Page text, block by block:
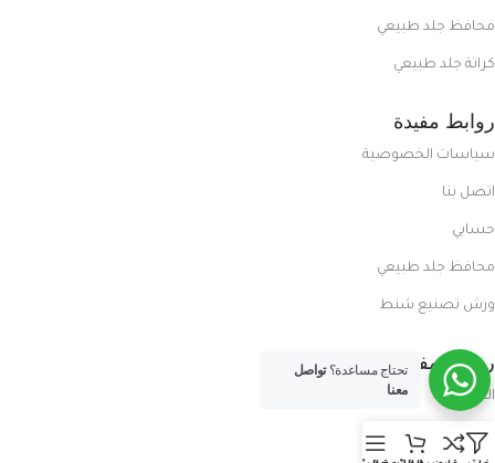
محافظ جلد طبيعي
كراتة جلد طبيعي
روابط مفيدة
سياسات الخصوصية
اتصل بنا
حسابي
محافظ جلد طبيعي
ورش تصنيع شنط
روابط مفيدة
المدونة
معلومات عنا
تحتاج مساعدة؟تواصل
معنا